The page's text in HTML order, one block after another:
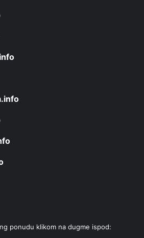
ponudu klikom na dugme ispod: